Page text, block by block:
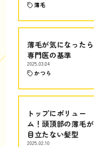
薄毛
薄毛が気になったら
専門医の基準
2025.03.04
かつら
トップにボリュー
ム！頭頂部の薄毛が
目立たない髪型
2025.02.10